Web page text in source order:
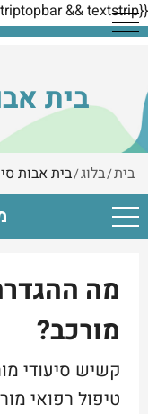
{{IF striptopbar && textstrip}}
בית
בית/בלוג/בית אבות
מה
מורכב?
קשיש סיעודי